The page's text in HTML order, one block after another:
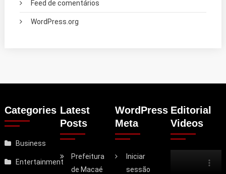
Feed de comentários
WordPress.org
Categories
Business
Entertainment
Latest
Posts
Prefeitura
de Macaé
WordPress
Meta
Iniciar
sessão
Editorial
Videos